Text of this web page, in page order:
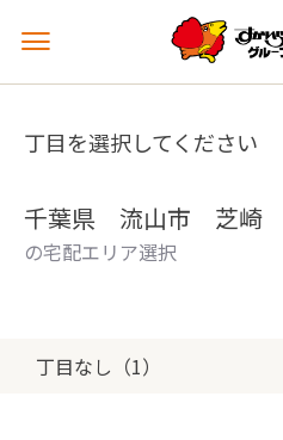
メ
ュ
を
丁目を選択してください
千葉県 流山市 芝崎
の宅配エリア選択
丁目なし（1）